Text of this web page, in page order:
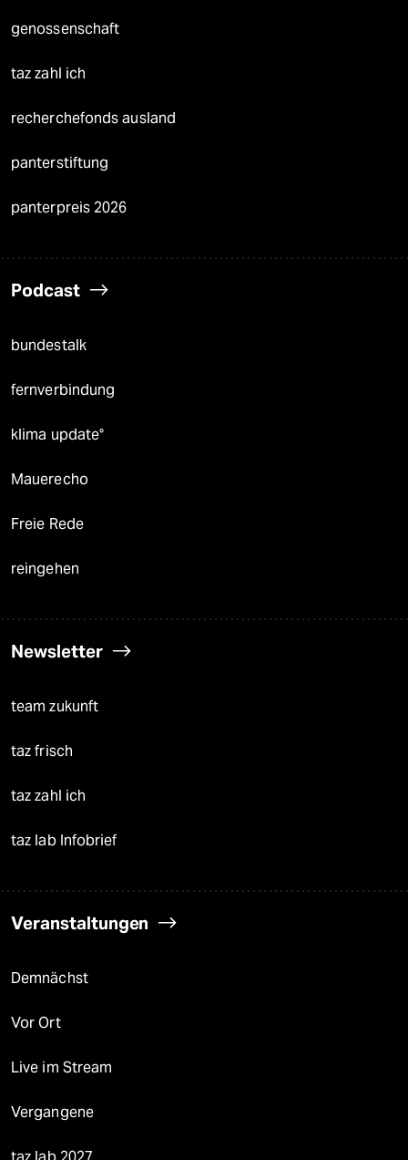
genossenschaft
taz zahl ich
recherchefonds ausland
panterstiftung
panterpreis 2026
Podcast
bundestalk
fernverbindung
klima update°
Mauerecho
Freie Rede
reingehen
Newsletter
team zukunft
taz frisch
taz zahl ich
taz lab Infobrief
Veranstaltungen
Demnächst
Vor Ort
Live im Stream
Vergangene